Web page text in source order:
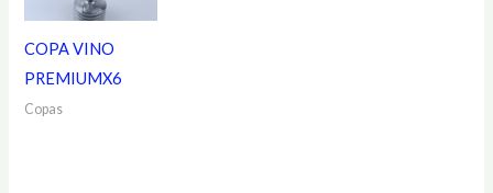
COPA VINO
PREMIUMX6
Copas